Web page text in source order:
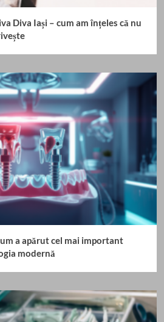
Diva Iași – cum am înțeles că nu
a apărut cel mai important
modernă